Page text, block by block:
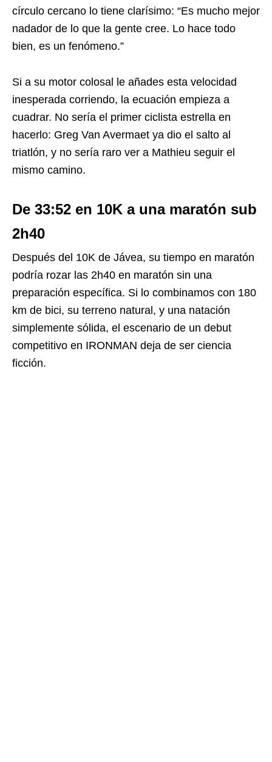
círculo cercano lo tiene clarísimo: “Es mucho mejor
nadador de lo que la gente cree. Lo hace todo
bien, es un fenómeno.”
Si a su motor colosal le añades esta velocidad
inesperada corriendo, la ecuación empieza a
cuadrar. No sería el primer ciclista estrella en
hacerlo: Greg Van Avermaet ya dio el salto al
triatlón, y no sería raro ver a Mathieu seguir el
mismo camino.
De 33:52 en 10K a una maratón sub
2h40
Después del 10K de Jávea, su tiempo en maratón
podría rozar las 2h40 en maratón sin una
preparación específica. Si lo combinamos con 180
km de bici, su terreno natural, y una natación
simplemente sólida, el escenario de un debut
competitivo en IRONMAN deja de ser ciencia
ficción.